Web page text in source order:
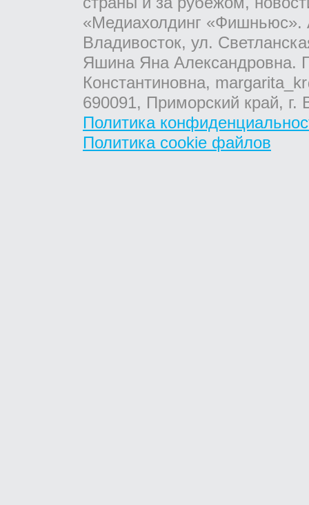
«Медиахолдинг «Фишньюс».
Владивосток, ул.
Яшина Яна Александровна.
Константиновна,
690091, Приморский край,
Политика
Политика cookie файлов